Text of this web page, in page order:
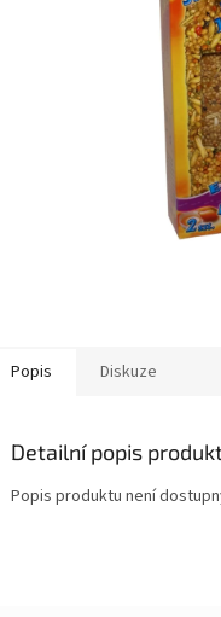
Popis Diskuze
Detailní popis
Popis produktu není